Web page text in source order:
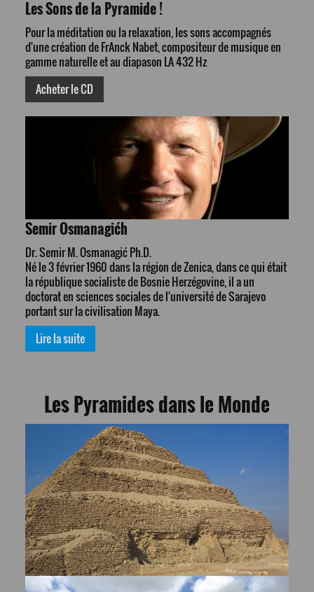
Les Sons de la Pyramide !
Pour la méditation ou la relaxation, les sons accompagnés
d'une création de FrAnck Nabet, compositeur de musique en
gamme naturelle et au diapason LA 432 Hz
Acheter le CD
Semir Osmanagićh
Dr. Semir M. Osmanagić Ph.D.
Né le 3 février 1960 dans la région de Zenica, dans ce qui était
la république socialiste de Bosnie Herzégovine, il a un
doctorat en sciences sociales de l'université de Sarajevo
portant sur la civilisation Maya.
Lire la suite
Les Pyramides dans le Monde